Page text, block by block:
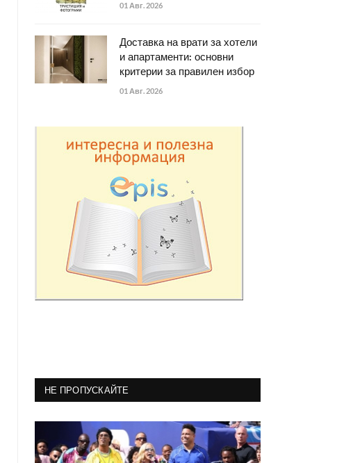
01 Авг. 2026
Доставка на врати за хотели
и апартаменти: основни
критерии за правилен избор
01 Авг. 2026
НЕ ПРОПУСКАЙТЕ